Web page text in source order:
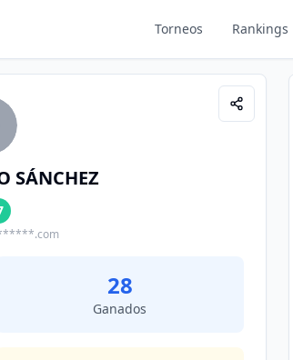
Torneos Rankings
SÁNCHEZ
28
Ganados